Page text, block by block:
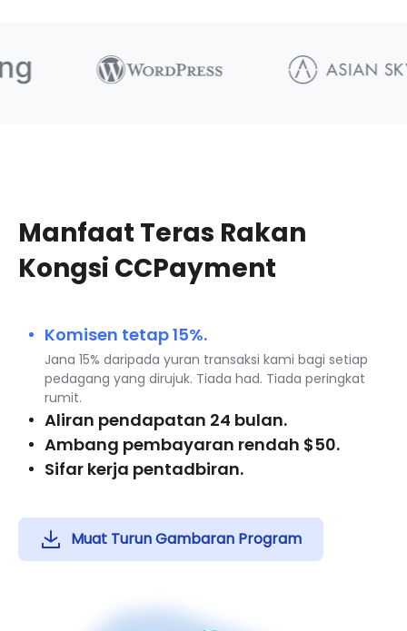
Manfaat Teras Rakan
Kongsi CCPayment
Komisen tetap 15%.
Jana 15% daripada yuran transaksi kami bagi setiap
pedagang yang dirujuk. Tiada had. Tiada peringkat
rumit.
Aliran pendapatan 24 bulan.
Ambang pembayaran rendah $50.
Sifar kerja pentadbiran.
Muat Turun Gambaran Program